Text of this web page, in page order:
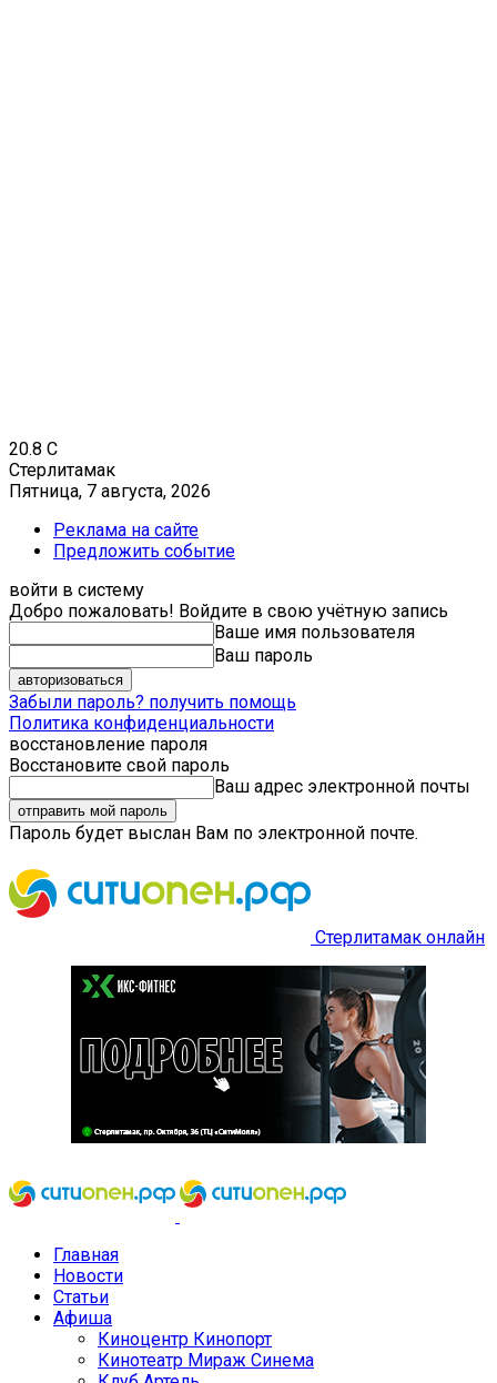
20.8 C
Стерлитамак
Пятница, 7 августа, 2026
Реклама на сайте
Предложить событие
войти в систему
Добро пожаловать! Войдите в свою учётную запись
Ваше имя пользователя
Ваш пароль
Забыли пароль? получить помощь
Политика конфиденциальности
восстановление пароля
Восстановите свой пароль
Ваш адрес электронной почты
Пароль будет выслан Вам по электронной почте.
Стерлитамак онлайн
Главная
Новости
Статьи
Афиша
Киноцентр Кинопорт
Кинотеатр Мираж Синема